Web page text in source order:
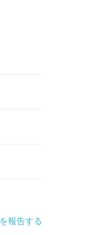
報告する